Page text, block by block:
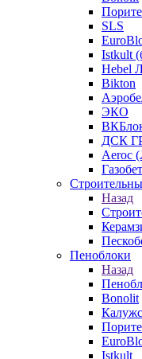
SLS
Istkult
Hebel
Bikton
ЭКО
ДСК
Aeroc
Назад
Пеноблоки
Назад
Bonolit
Istkult